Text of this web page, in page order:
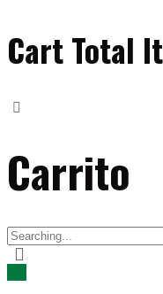
Cart Total
Carrito